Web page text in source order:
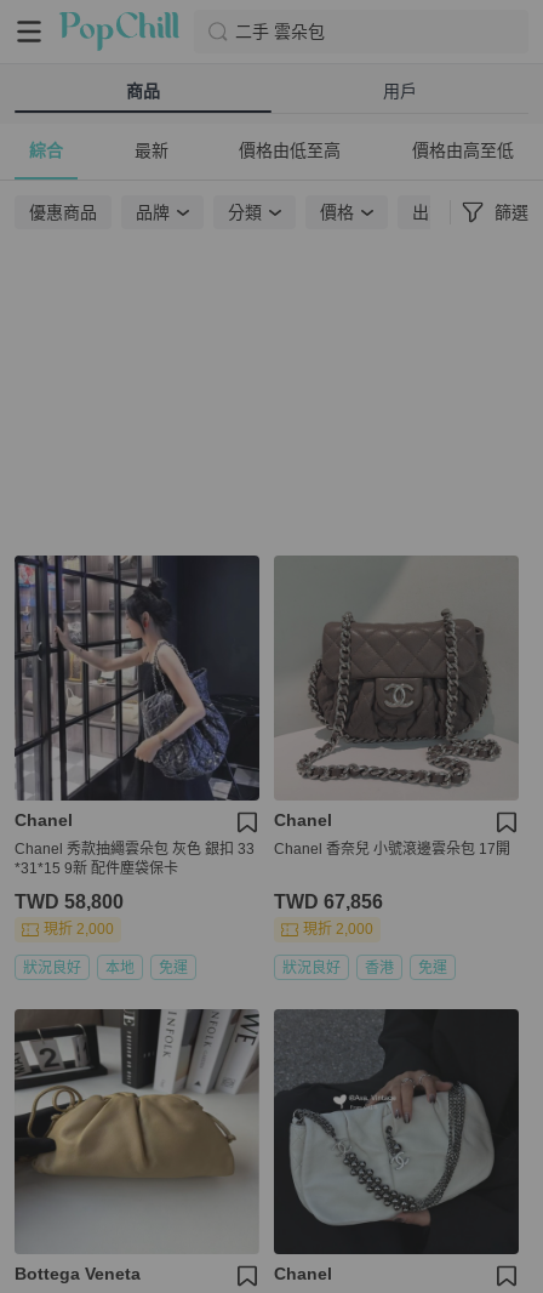
二手 雲朵包
商品 用戶
綜合 最新 價格由低至高 價格由高至低
優惠商品 品牌 分類 價格 出貨地點 篩選
Chanel
Chanel 秀款抽繩雲朵包 灰色 銀扣 33
*31*15 9新 配件塵袋保卡
TWD 58,800
現折 2,000
狀況良好 本地 免運
Chanel
Chanel 香奈兒 小號滾邊雲朵包 17開
TWD 67,856
現折 2,000
狀況良好 香港 免運
Bottega Veneta Chanel